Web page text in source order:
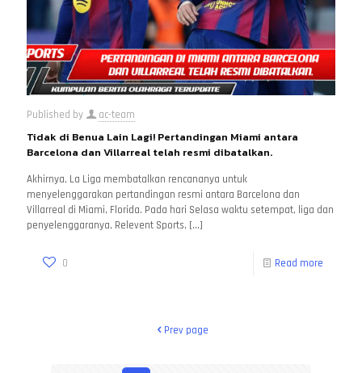
Published by ac-team
Tidak di Benua Lain Lagi! Pertandingan Miami antara
Barcelona dan Villarreal telah resmi dibatalkan.
Akhirnya, La Liga membatalkan rencananya untuk
menyelenggarakan pertandingan resmi antara Barcelona dan
Villarreal di Miami, Florida. Pada hari Selasa waktu setempat, liga dan
penyelenggaranya, Relevent Sports, […]
0 Read more
Prev page